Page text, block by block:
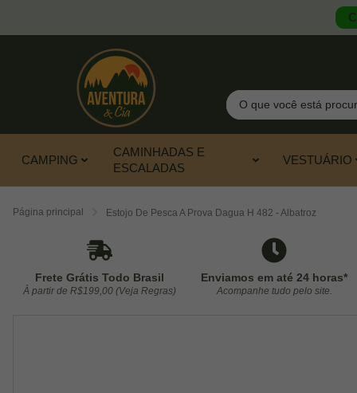
Pesquisar
CAMPING
CAMINHADAS E
ESCALADAS
VESTUÁRIO
Página principal Estojo De Pesca A Prova Dagua H 482 - Albatroz
Frete Grátis Todo Brasil
À partir de R$199,00 (Veja Regras)
Enviamos em até 24 horas*
Acompanhe tudo pelo site.